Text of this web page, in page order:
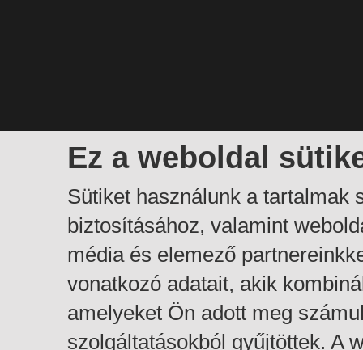
Ez a weboldal
Sütiket használunk a tartalmak
biztosításához, valamint
média és elemező
vonatkozó adatait, akik
amelyeket Ön adott meg
szolgáltatásokból gyűjtöttek. A